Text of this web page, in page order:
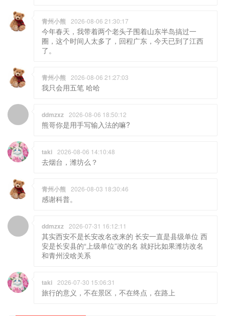
青州小熊 2026-08-06 21:30:17
今年春天，我带着两个老头子围着山东半岛搞过一
圈，这个时间人太多了，回程广东，今天已到了江西
了。
青州小熊 2026-08-06 21:27:03
我只会用五笔 哈哈
ddmzxz 2026-08-06 18:50:12
熊哥你是用手写输入法的嘛?
taki 2026-08-06 14:10:48
去烟台，潍坊么？
青州小熊 2026-08-03 18:30:46
感谢科普。
ddmzxz 2026-07-31 16:12:11
其实西安不是长安改名改来的 长安一直是县级单位 西
安是长安县的“上级单位”改的名 就好比如果潍坊改名
和青州没啥关系
taki 2026-07-30 15:06:31
旅行的意义，不在景区，不在终点，在路上